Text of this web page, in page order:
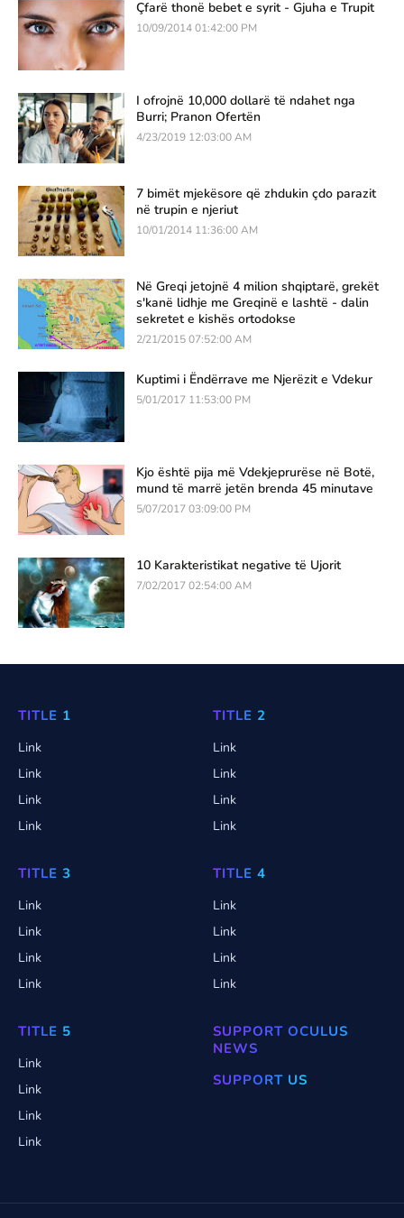
Çfarë thonë bebet e syrit - Gjuha e Trupit
10/09/2014 01:42:00 PM
I ofrojnë 10,000 dollarë të ndahet nga
Burri; Pranon Ofertën
4/23/2019 12:03:00 AM
7 bimët mjekësore që zhdukin çdo parazit
në trupin e njeriut
10/01/2014 11:36:00 AM
Në Greqi jetojnë 4 milion shqiptarë, grekët
s'kanë lidhje me Greqinë e lashtë - dalin
sekretet e kishës ortodokse
2/21/2015 07:52:00 AM
Kuptimi i Ëndërrave me Njerëzit e Vdekur
5/01/2017 11:53:00 PM
Kjo është pija më Vdekjeprurëse në Botë,
mund të marrë jetën brenda 45 minutave
5/07/2017 03:09:00 PM
10 Karakteristikat negative të Ujorit
7/02/2017 02:54:00 AM
TITLE 1
Link
Link
Link
Link
TITLE 2
Link
Link
Link
Link
TITLE 3
Link
Link
Link
Link
TITLE 4
Link
Link
Link
Link
TITLE 5
Link
Link
Link
Link
SUPPORT OCULUS
NEWS
SUPPORT US